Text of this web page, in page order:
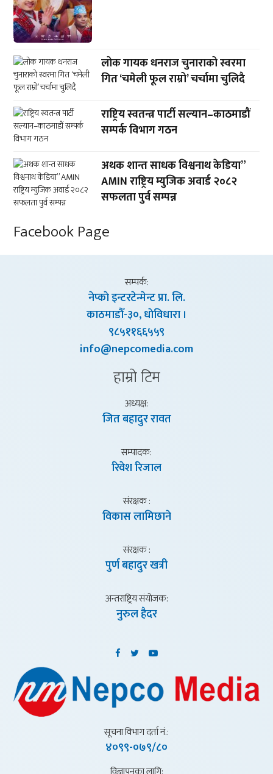
लोक गायक धनराज चुनाराको स्वरमा
गित ‘चमेली फूल राम्रो’ चर्चामा चुलिदै
राष्ट्रिय स्वतन्त्र पार्टी सल्यान–काठमाडौं
सम्पर्क विभाग गठन
अथक शान्त साधक विश्वनाथ केडिया”
AMIN राष्ट्रिय म्युजिक अवार्ड २०८२
सफलता पुर्व सम्पन्न
Facebook Page
सम्पर्क:
नेप्काे इन्टरटेन्मेन्ट प्रा. लि.
काठमाडाैँ-३०, धाेविधारा ।
९८५११६६५५९
info@nepcomedia.com
हाम्राे टिम
अध्यक्ष:
जित बहादुर रावत
सम्पादक:
रिवेश रिजाल
संरक्षक :
विकास लामिछाने
संरक्षक :
पुर्ण बहादुर खत्री
अन्तराष्ट्रिय संयाेजक:
नुरुल हैदर
सूचना विभाग दर्ता नं.:
४०९९-०७९/८०